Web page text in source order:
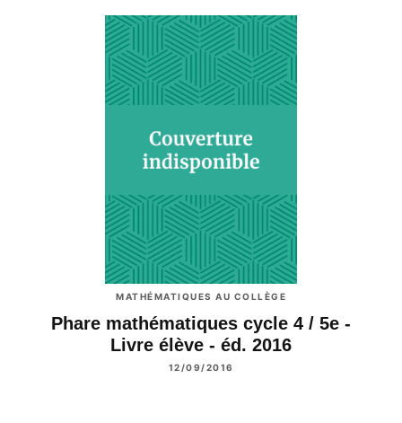
MATHÉMATIQUES AU COLLÈGE
Phare mathématiques cycle 4 / 5e -
Livre élève - éd. 2016
12/09/2016